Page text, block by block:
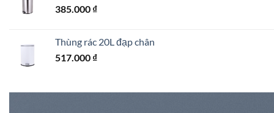
385.000 ₫
Thùng rác 20L đạp chân
517.000 ₫